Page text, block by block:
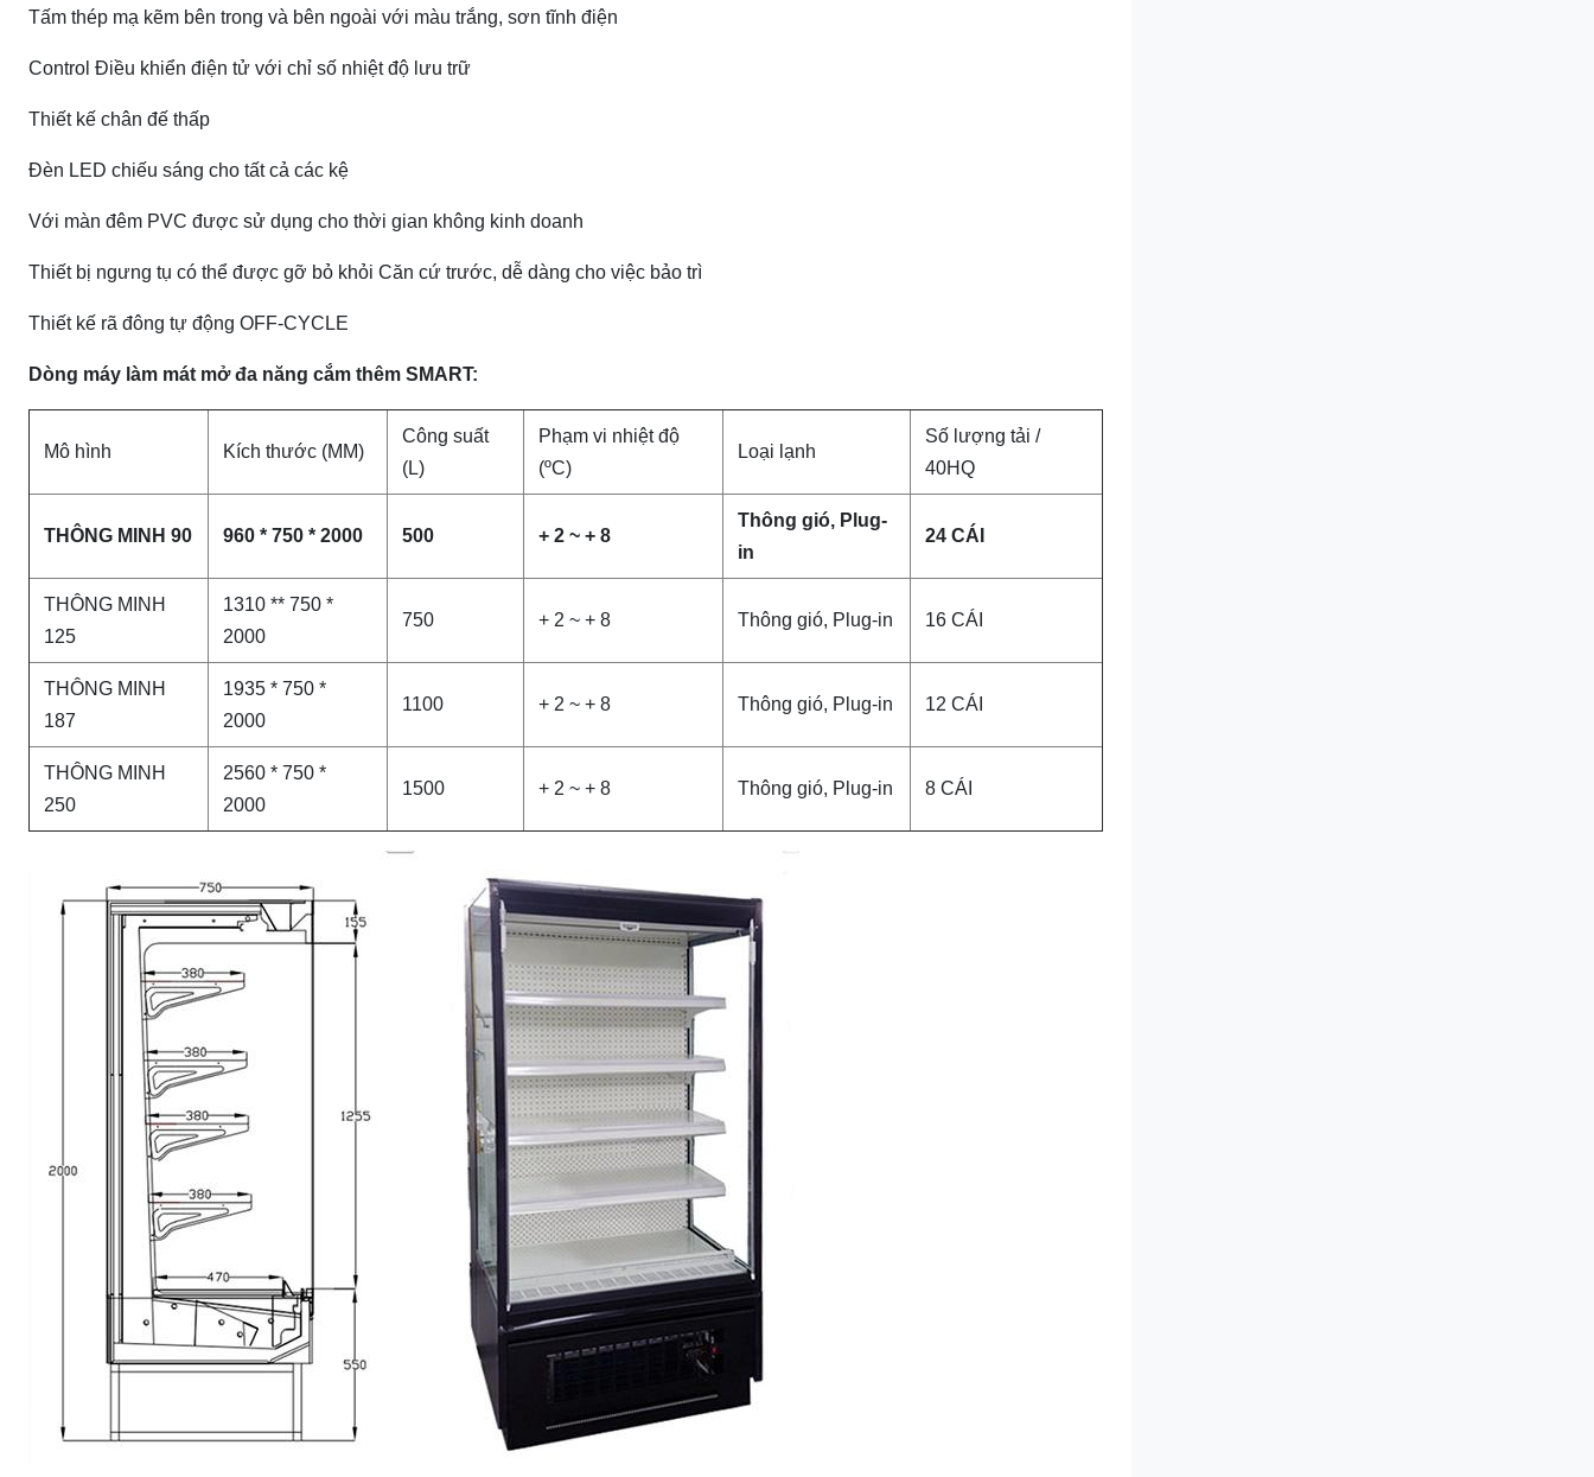
Tấm thép mạ kẽm bên trong và bên ngoài với màu trắng, sơn tĩnh điện
Control Điều khiển điện tử với chỉ số nhiệt độ lưu trữ
Thiết kế chân đế thấp
Đèn LED chiếu sáng cho tất cả các kệ
Với màn đêm PVC được sử dụng cho thời gian không kinh doanh
Thiết bị ngưng tụ có thể được gỡ bỏ khỏi Căn cứ trước, dễ dàng cho việc bảo trì
Thiết kế rã đông tự động OFF-CYCLE
Dòng máy làm mát mở đa năng cắm thêm SMART:
Mô hình Kích thước (MM)
Công suất
(L)
Phạm vi nhiệt độ
(ºC)
Loại lạnh
Số lượng tải /
40HQ
THÔNG MINH 90 960 * 750 * 2000 500 + 2 ~ + 8
Thông gió, Plug-
in
24 CÁI
THÔNG MINH
125
1310 ** 750 *
2000
750 + 2 ~ + 8 Thông gió, Plug-in 16 CÁI
THÔNG MINH
187
1935 * 750 *
2000
1100 + 2 ~ + 8 Thông gió, Plug-in 12 CÁI
THÔNG MINH
250
2560 * 750 *
2000
1500 + 2 ~ + 8 Thông gió, Plug-in 8 CÁI